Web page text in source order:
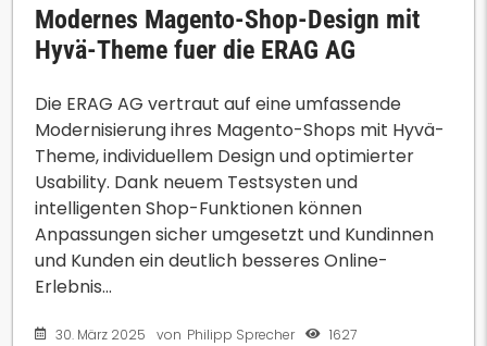
Modernes Magento-Shop-Design mit
Hyvä-Theme fuer die ERAG AG
30. März 2025 von Philipp Sprecher 1627
Die ERAG AG vertraut auf eine umfassende
Modernisierung ihres Magento-Shops mit Hyvä-
Theme, individuellem Design und optimierter
Usability. Dank neuem Testsysten und
intelligenten Shop-Funktionen können
Anpassungen sicher umgesetzt und Kundinnen
und Kunden ein deutlich besseres Online-
Erlebnis...